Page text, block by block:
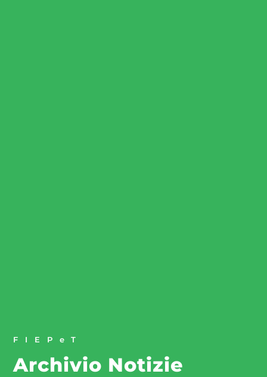
FIEPeT
Archivio Notizie